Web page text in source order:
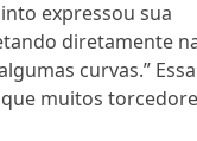
expressou sua
diretamente
curvas.” Essa
muitos